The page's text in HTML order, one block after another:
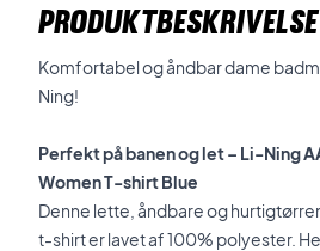
PRODUKTBESKRIVELSE
Komfortabel og åndbar dame
Ning!
Perfekt på banen og let – Li-Ning
Women T-shirt Blue
Denne lette, åndbare og
t-shirt er lavet af 100% polyester.